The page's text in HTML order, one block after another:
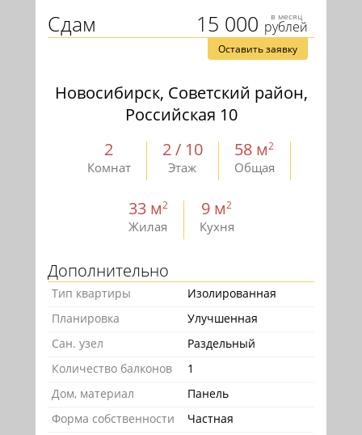
15 000 в месяц
рублей
Сдам
Оставить заявку
Новосибирск, Советский район,
Российская 10
2
Комнат
2 / 10
Этаж
58 м2
Общая
33 м2
Жилая
9 м2
Кухня
Дополнительно
Тип квартиры
Изолированная
Планировка
Улучшенная
Сан. узел
Раздельный
Количество балконов
1
Дом, материал
Панель
Форма собственности
Частная